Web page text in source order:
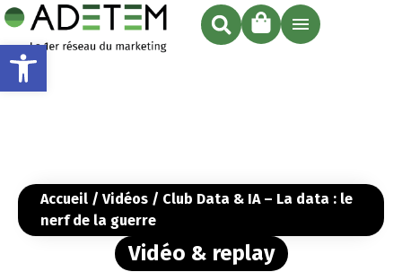
Ouvrir la barre d’outils
Accueil / Vidéos / Club Data & IA – La data : le
nerf de la guerre
Vidéo & replay